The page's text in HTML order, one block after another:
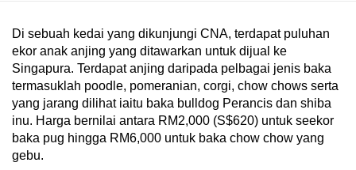
Di sebuah kedai yang dikunjungi CNA, terdapat puluhan
ekor anak anjing yang ditawarkan untuk dijual ke
Singapura. Terdapat anjing daripada pelbagai jenis baka
termasuklah poodle, pomeranian, corgi, chow chows serta
yang jarang dilihat iaitu baka bulldog Perancis dan shiba
inu. Harga bernilai antara RM2,000 (S$620) untuk seekor
baka pug hingga RM6,000 untuk baka chow chow yang
gebu.
Upgraded
but
still
having